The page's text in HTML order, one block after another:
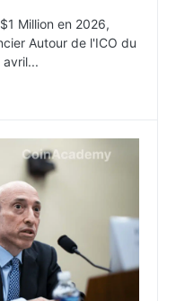
Million en 2026,
Autour de l'ICO du
avril...
poussent Gensler à